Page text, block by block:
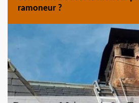
ramoneur ?